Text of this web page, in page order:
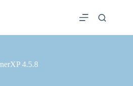
4.5.8